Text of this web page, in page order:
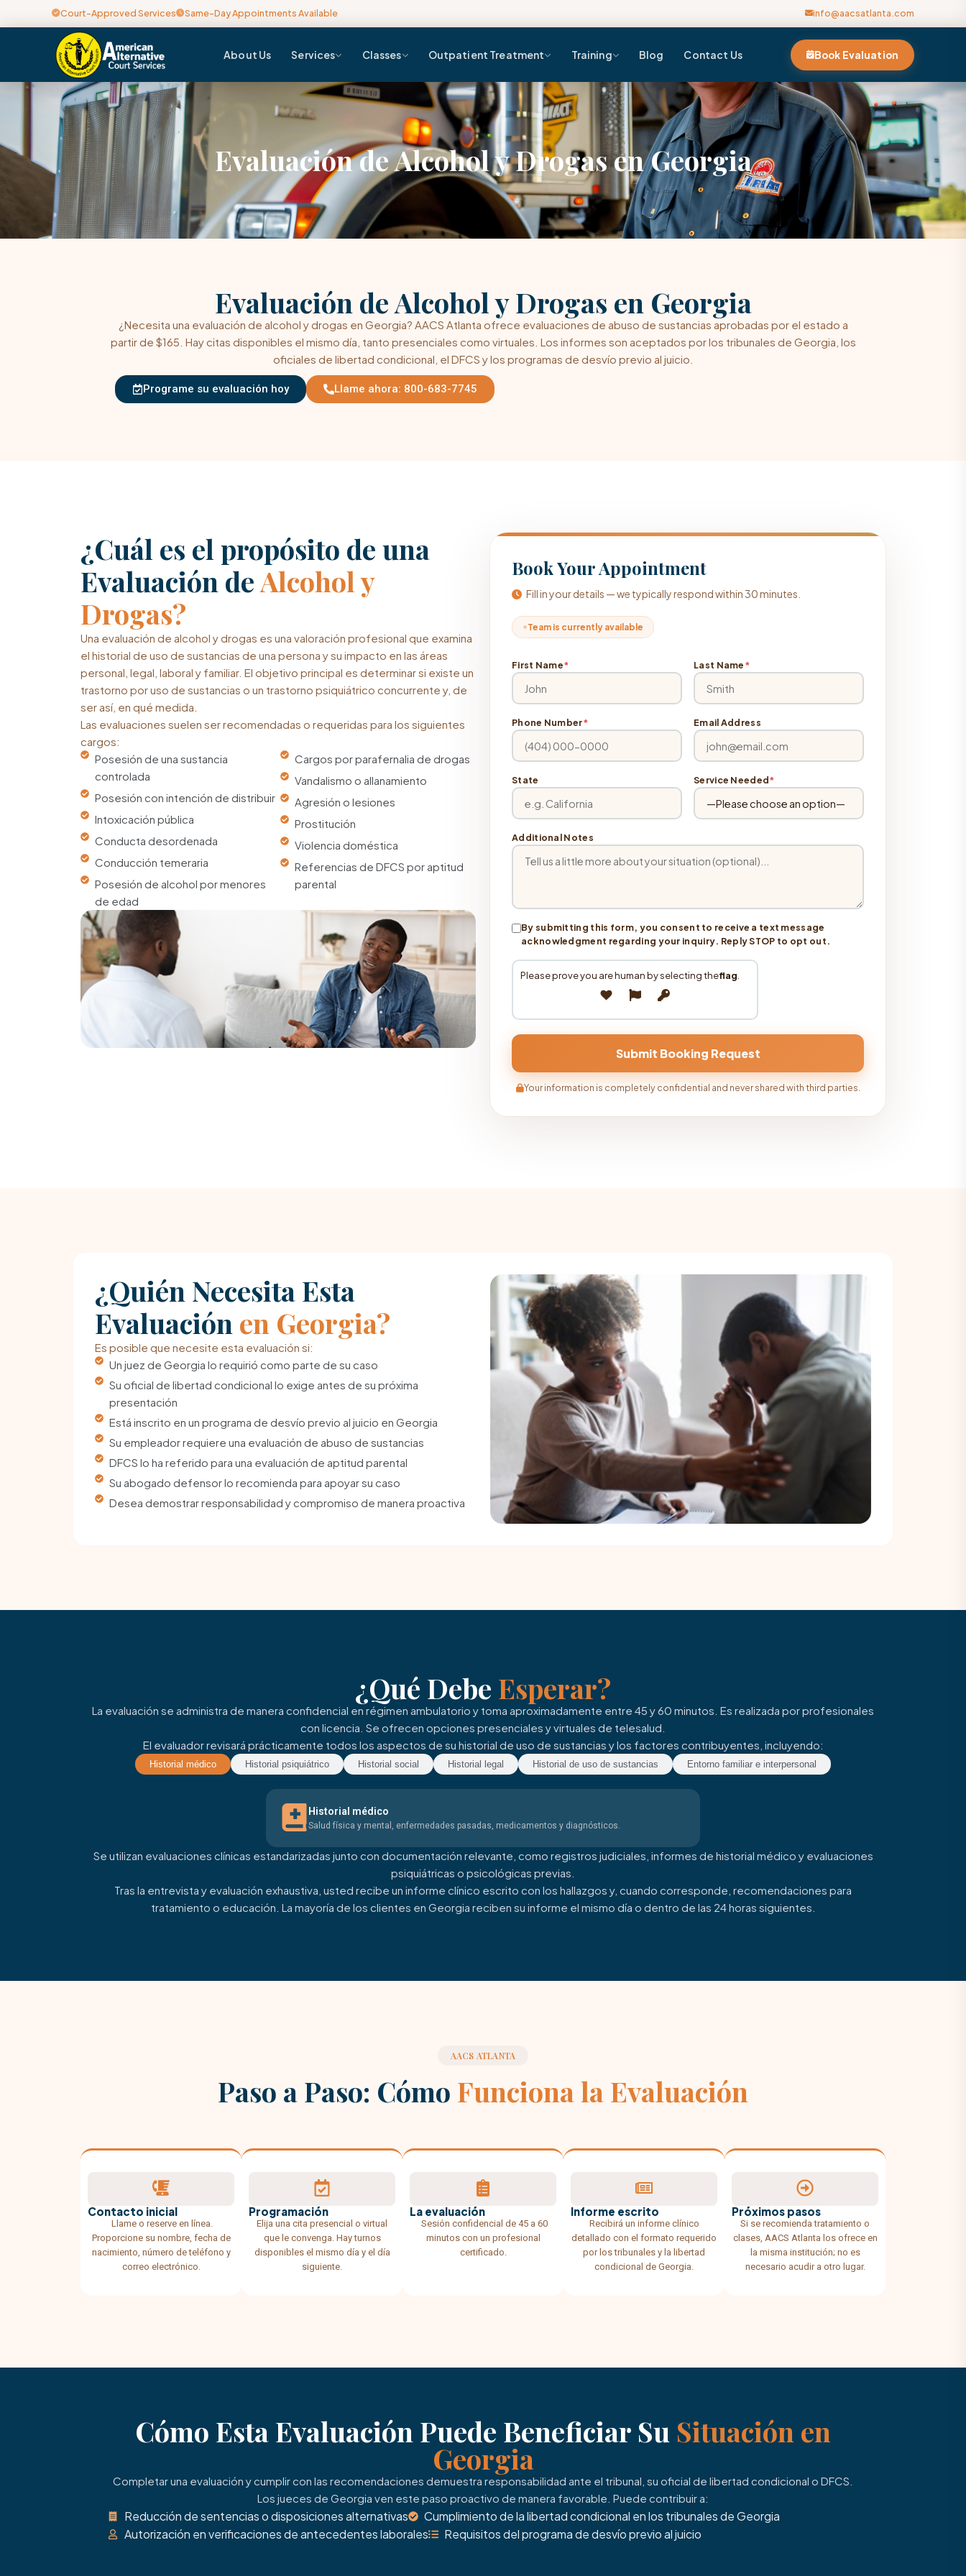
Court-Approved Services Same-Day Appointments Available info@aacsatlanta.com
About Us Services Classes Outpatient Treatment Training Blog Contact Us Book Evaluation
Evaluación de Alcohol y Drogas en Georgia
Evaluación de Alcohol y Drogas en Georgia
¿Necesita una evaluación de alcohol y drogas en Georgia? AACS Atlanta ofrece evaluaciones de abuso de sustancias aprobadas por el estado a
partir de $165. Hay citas disponibles el mismo día, tanto presenciales como virtuales. Los informes son aceptados por los tribunales de Georgia, los
oficiales de libertad condicional, el DFCS y los programas de desvío previo al juicio.
Programe su evaluación hoy Llame ahora: 800-683-7745
¿Cuál es el propósito de una
Evaluación deAlcohol y
Drogas?
Una evaluación de alcohol y drogas es una valoración profesional que examina
el historial de uso de sustancias de una persona y su impacto en las áreas
personal, legal, laboral y familiar. El objetivo principal es determinar si existe un
trastorno por uso de sustancias o un trastorno psiquiátrico concurrente y, de
ser así, en qué medida.
Las evaluaciones suelen ser recomendadas o requeridas para los siguientes
cargos:
Posesión de una sustancia
controlada
Posesión con intención de distribuir
Intoxicación pública
Conducta desordenada
Conducción temeraria
Posesión de alcohol por menores
de edad
Cargos por parafernalia de drogas
Vandalismo o allanamiento
Agresión o lesiones
Prostitución
Violencia doméstica
Referencias de DFCS por aptitud
parental
Book Your Appointment
Fill in your details — we typically respond within 30 minutes.
Team is currently available
First Name* Last Name*
Phone Number* Email Address
State Service Needed*
Additional Notes
By submitting this form, you consent to receive a text message
acknowledgment regarding your inquiry. Reply STOP to opt out.
Please prove you are human by selecting theflag
Your information is completely confidential and never shared with third parties.
¿Quién Necesita Esta
Evaluación en Georgia?
Es posible que necesite esta evaluación si:
Un juez de Georgia lo requirió como parte de su caso
Su oficial de libertad condicional lo exige antes de su próxima
presentación
Está inscrito en un programa de desvío previo al juicio en Georgia
Su empleador requiere una evaluación de abuso de sustancias
DFCS lo ha referido para una evaluación de aptitud parental
Su abogado defensor lo recomienda para apoyar su caso
Desea demostrar responsabilidad y compromiso de manera proactiva
¿Qué Debe Esperar?
La evaluación se administra de manera confidencial en régimen ambulatorio y toma aproximadamente entre 45 y 60 minutos. Es realizada por profesionales
con licencia. Se ofrecen opciones presenciales y virtuales de telesalud.
El evaluador revisará prácticamente todos los aspectos de su historial de uso de sustancias y los factores contribuyentes, incluyendo:
Historial médico Historial psiquiátrico Historial social Historial legal Historial de uso de sustancias Entorno familiar e interpersonal
Historial médico
Salud física y mental, enfermedades pasadas, medicamentos y diagnósticos.
Se utilizan evaluaciones clínicas estandarizadas junto con documentación relevante, como registros judiciales, informes de historial médico y evaluaciones
psiquiátricas o psicológicas previas.
Tras la entrevista y evaluación exhaustiva, usted recibe un informe clínico escrito con los hallazgos y, cuando corresponde, recomendaciones para
tratamiento o educación. La mayoría de los clientes en Georgia reciben su informe el mismo día o dentro de las 24 horas siguientes.
AACS ATLANTA
Paso a Paso: Cómo Funciona la Evaluación
Contacto inicial
Llame o reserve en línea.
Proporcione su nombre, fecha de
nacimiento, número de teléfono y
correo electrónico.
Programación
Elija una cita presencial o virtual
que le convenga. Hay turnos
disponibles el mismo día y el día
siguiente.
La evaluación
Sesión confidencial de 45 a 60
minutos con un profesional
certificado.
Informe escrito
Recibirá un informe clínico
detallado con el formato requerido
por los tribunales y la libertad
condicional de Georgia.
Próximos pasos
Si se recomienda tratamiento o
clases, AACS Atlanta los ofrece en
la misma institución; no es
necesario acudir a otro lugar.
Cómo Esta Evaluación Puede Beneficiar Su Situación en
Georgia
Completar una evaluación y cumplir con las recomendaciones demuestra responsabilidad ante el tribunal, su oficial de libertad condicional o DFCS.
Los jueces de Georgia ven este paso proactivo de manera favorable. Puede contribuir a:
Reducción de sentencias o disposiciones alternativas
Cumplimiento de la libertad condicional en los tribunales de Georgia
Autorización en verificaciones de antecedentes laborales
Requisitos del programa de desvío previo al juicio